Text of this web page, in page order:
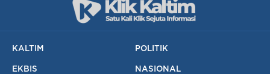
KALTIM POLITIK
EKBIS NASIONAL